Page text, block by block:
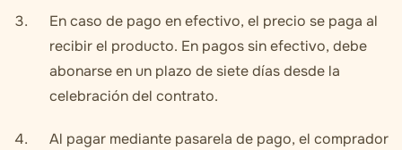
En caso de pago en efectivo, el precio se paga al
recibir el producto. En pagos sin efectivo, debe
abonarse en un plazo de siete días desde la
celebración del contrato.
Al pagar mediante pasarela de pago, el comprador